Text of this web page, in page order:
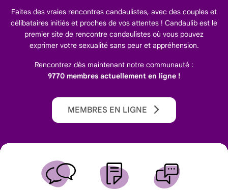
Faites des vraies rencontres candaulistes, avec des couples et
célibataires initiés et proches de vos attentes ! Candaulib est le
premier site de rencontre candaulistes où vous pouvez
exprimer votre sexualité sans peur et appréhension.
Rencontrez dès maintenant notre communauté :
9770 membres actuellement en ligne !
MEMBRES EN LIGNE